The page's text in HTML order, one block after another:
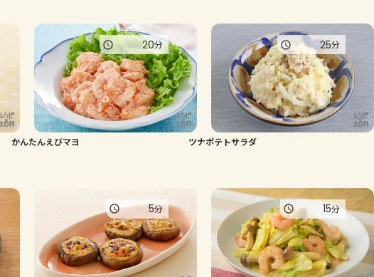
AJINOMOTO PARK とは
かんたんえびマヨ
20分
ツナポテトサラダ
25分
5分 15分